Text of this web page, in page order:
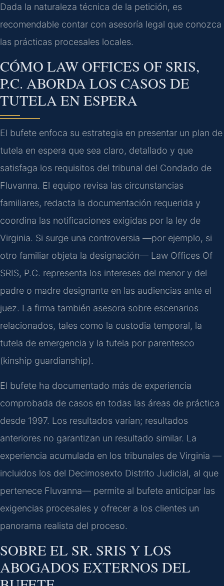
Dada la naturaleza técnica de la petición, es
recomendable contar con asesoría legal que conozca
las prácticas procesales locales.
CÓMO LAW OFFICES OF SRIS,
P.C. ABORDA LOS CASOS DE
TUTELA EN ESPERA
El bufete enfoca su estrategia en presentar un plan de
tutela en espera que sea claro, detallado y que
satisfaga los requisitos del tribunal del Condado de
Fluvanna. El equipo revisa las circunstancias
familiares, redacta la documentación requerida y
coordina las notificaciones exigidas por la ley de
Virginia. Si surge una controversia —por ejemplo, si
otro familiar objeta la designación— Law Offices Of
SRIS, P.C. representa los intereses del menor y del
padre o madre designante en las audiencias ante el
juez. La firma también asesora sobre escenarios
relacionados, tales como la custodia temporal, la
tutela de emergencia y la tutela por parentesco
(kinship guardianship).
El bufete ha documentado más de experiencia
comprobada de casos en todas las áreas de práctica
desde 1997. Los resultados varían; resultados
anteriores no garantizan un resultado similar. La
experiencia acumulada en los tribunales de Virginia —
incluidos los del Decimosexto Distrito Judicial, al que
pertenece Fluvanna— permite al bufete anticipar las
exigencias procesales y ofrecer a los clientes un
panorama realista del proceso.
SOBRE EL SR. SRIS Y LOS
ABOGADOS EXTERNOS DEL